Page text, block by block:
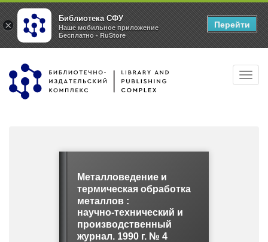
Перейти
основному
Металловедение и
термическая обработка
металлов :
научно-технический и
производственный
журнал. 1990 г. № 4
×
Библиотека СФУ
Наше мобильное приложение
Бесплатно - RuStore
Перейти